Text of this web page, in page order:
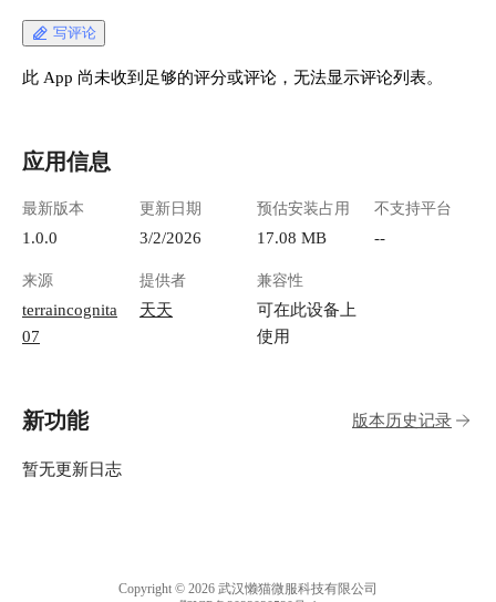
写评论
此 App 尚未收到足够的评分或评论，无法显示评论列表。
应用信息
最新版本
1.0.0
更新日期
3/2/2026
预估安装占用
17.08 MB
不支持平台
--
来源
terraincognita
07
提供者
天天
兼容性
可在此设备上
使用
新功能 版本历史记录
暂无更新日志
Copyright © 2026 武汉懒猫微服科技有限公司